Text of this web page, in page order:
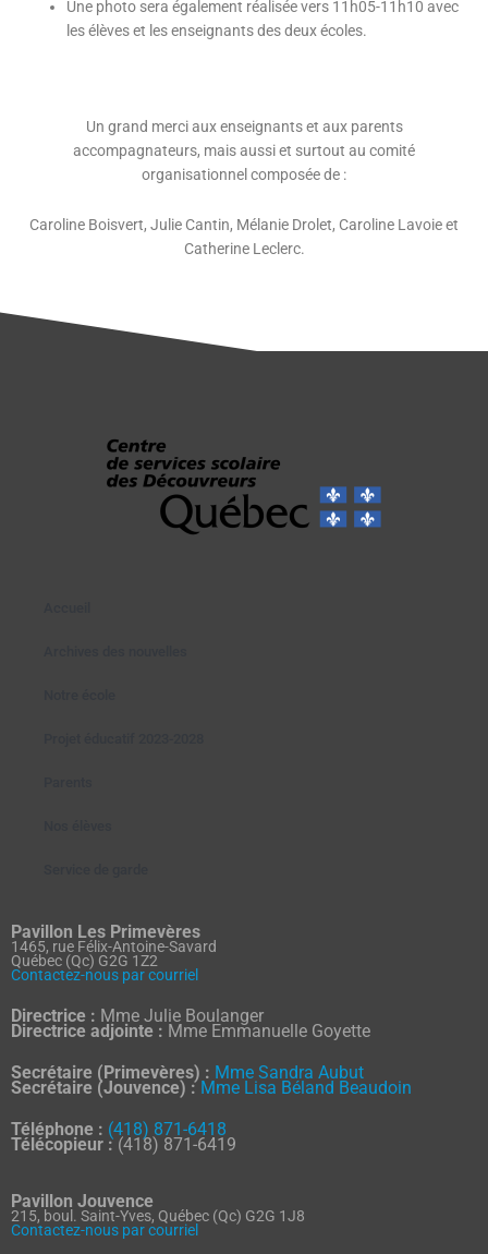
Une photo sera également réalisée vers 11h05-11h10 avec
les élèves et les enseignants des deux écoles.
Un grand merci aux enseignants et aux parents
accompagnateurs, mais aussi et surtout au comité
organisationnel composée de :
Caroline Boisvert, Julie Cantin, Mélanie Drolet, Caroline Lavoie et
Catherine Leclerc.
Pavillon Les Primevères
1465, rue Félix-Antoine-Savard
Québec (Qc) G2G 1Z2
Contactez-nous par courriel
Directrice : Mme Julie Boulanger
Directrice adjointe : Mme Emmanuelle Goyette
Secrétaire (Primevères) : Mme Sandra Aubut
Secrétaire (Jouvence) : Mme Lisa Béland Beaudoin
Téléphone : (418) 871-6418
Télécopieur : (418) 871-6419
Pavillon Jouvence
215, boul. Saint-Yves, Québec (Qc) G2G 1J8
Contactez-nous par courriel